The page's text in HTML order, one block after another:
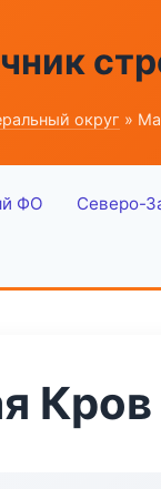
округ »
ФО Северо-
Кров